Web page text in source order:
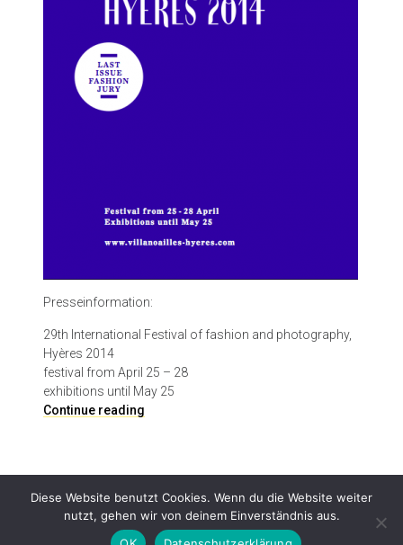
Presseinformation:
29th International Festival of fashion and photography,
Hyères 2014
festival from April 25 – 28
exhibitions until May 25
Continue reading
n
a
t
Diese Website benutzt Cookies. Wenn du die Website weiter
nutzt, gehen wir von deinem Einverständnis aus.